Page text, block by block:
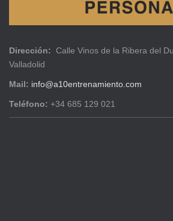
Dirección: Calle Vinos de la Ribera del
Valladolid
Mail: info@a10entrenamiento.com
Teléfono: +34 685 129 021